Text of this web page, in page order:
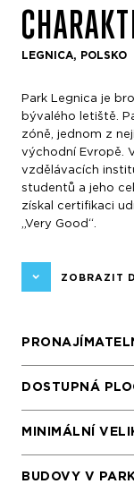
LEGNICA, POLSKO
Park Legnica je
bývalého letiště.
zóně, jednom z
východní Evropě.
vzdělávacích
studentů a jeho
získal certifikaci
„Very Good“.
ZOBRAZIT
DOSTUPNÁ
MINIMÁLNÍ
BUDOVY V